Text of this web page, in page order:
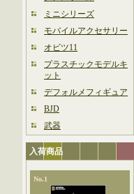
ミニシリーズ
モバイルアクセサリー
オビツ11
プラスチックモデルキ
ット
デフォルメフィギュア
BJD
武器
入荷商品
No.1